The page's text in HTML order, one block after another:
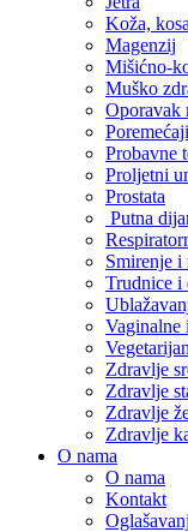
Koža,
Magenzij
Mišićno-
Muško
Oporavak
Probavne
Proljetni
Prostata
Putna
Smirenje i
Trudnice i
Vaginalne
Zdravlje
Zdravlje
Zdravlje
Zdravlje
O nama
O nama
Kontakt